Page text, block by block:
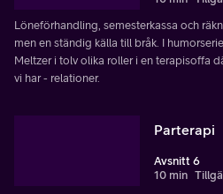
Löneförhandling, semesterkassa och
men en ständig källa till bråk. I
Meltzer i tolv olika roller i en terapisoffa
vi har - relationer.
Parterapi
Avsnitt 6
10 min